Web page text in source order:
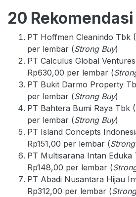
20
PT Hoffmen Cleanindo Tbk (
per lembar (Strong Buy)
PT Calculus Global
Rp630,00 per lembar (
PT Bukit Darmo Property
per lembar (Strong Buy)
PT Bahtera Bumi Raya Tbk (
per lembar (Strong Buy)
PT Island Concepts
Rp151,00 per lembar (
PT Multisarana Intan Eduka
Rp148,00 per lembar (
PT Abadi Nusantara Hijau
Rp312,00 per lembar (